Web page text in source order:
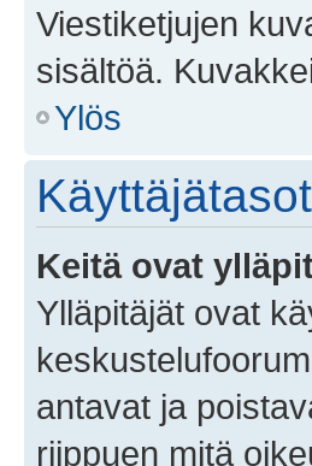
Viestiketjujen
sisältöä.
Ylös
Keitä ovat
Ylläpitäjät ovat
antavat ja
riippuen mitä